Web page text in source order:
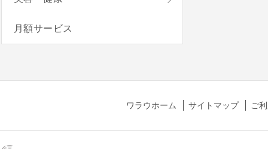
月額サービス
ワラウホーム サイトマップ ご